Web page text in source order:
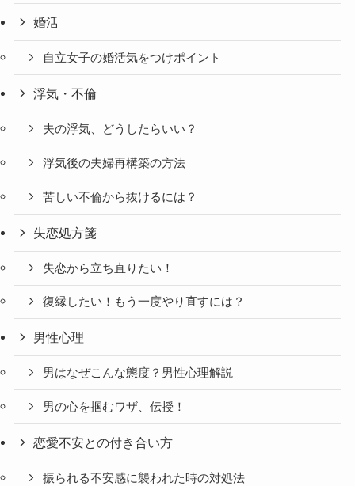
婚活
自立女子の婚活気をつけポイント
浮気・不倫
夫の浮気、どうしたらいい？
浮気後の夫婦再構築の方法
苦しい不倫から抜けるには？
失恋処方箋
失恋から立ち直りたい！
復縁したい！もう一度やり直すには？
男性心理
男はなぜこんな態度？男性心理解説
男の心を掴むワザ、伝授！
恋愛不安との付き合い方
振られる不安感に襲われた時の対処法